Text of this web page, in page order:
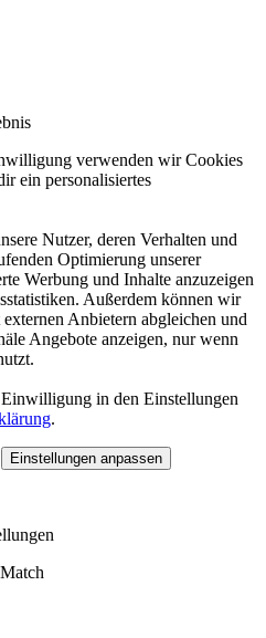
verwenden wir Cookies
ein personalisiertes
Nutzer, deren Verhalten und
Optimierung unserer
Werbung und Inhalte anzuzeigen
Außerdem können wir
Anbietern abgleichen und
Angebote anzeigen, nur wenn
in den Einstellungen
.
Einstellungen anpassen